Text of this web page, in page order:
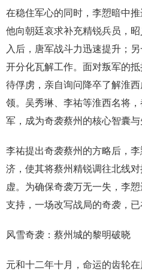
在稳住军心的同时，李愬暗中
他向朝廷哀求补充精锐兵员，
入后，唐军战斗力迅速提升；
开分化瓦解工作。面对叛军的
待俘虏，亲自询问降卒了解淮
领。吴秀琳、李祐等淮西名将
军，成为奇袭蔡州的核心智囊与
李祐提出奇袭蔡州的方略后，
济，使其将蔡州精锐调往北线
虚。为确保奇袭万无一失，李
支持，一场改写战局的奇袭，已
风雪奇袭：蔡州城的黎明破晓
元和十二年十月，命运的齿轮